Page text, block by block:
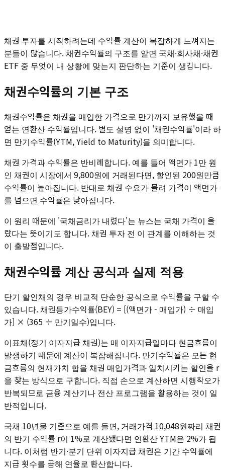
채권 투자를 시작하려는데 수익률 계산이 복잡하게 느껴지는
분들이 많습니다. 채권수익률의 구조를 알면 국채·회사채·채권
ETF 중 무엇이 내 상황에 맞는지 판단하는 기준이 생깁니다.
채권수익률의 기본 구조
채권수익률은 채권을 매입한 가격으로 만기까지 보유했을 때
얻는 연환산 수익률입니다. 별도 설명 없이 '채권수익률'이라 하
면 만기수익률(YTM, Yield to Maturity)을 의미합니다.
채권 가격과 수익률은 반비례합니다. 예를 들어 액면가 1만 원
인 채권이 시장에서 9,800원에 거래된다면, 할인된 200원만큼
수익률이 높아집니다. 반대로 채권 수요가 몰려 가격이 액면가
를 넘으면 수익률은 낮아집니다.
이 원리 때문에 '국채금리가 내렸다'는 뉴스는 국채 가격이 올
랐다는 뜻이기도 합니다. 채권 투자 전 이 관계를 이해하는 것
이 출발점입니다.
채권수익률 계산 공식과 실제 적용
단기 할인채의 경우 비교적 단순한 공식으로 수익률을 구할 수
있습니다. 채권등가수익률(BEY) = [(액면가 - 매입가) ÷ 매입
가] × (365 ÷ 만기일수)입니다.
이표채(정기 이자지급 채권)는 매 이자지급일마다 현금흐름이
발생하기 때문에 계산이 복잡해집니다. 만기수익률은 모든 현
금흐름의 현재가치 합을 채권 매입가격과 일치시키는 할인율 r
을 찾는 방식으로 구합니다. 직접 손으로 계산하면 시행착오가
반복되므로 금융 계산기나 전산 프로그램을 활용하는 것이 일
반적입니다.
국채 10년물 기준으로 예를 들면, 거래가격 10,048원짜리 채권
의 반기 수익률 r이 1%로 계산됐다면 연환산 YTM은 2%가 됩
니다. 이처럼 반기·분기 단위 이자지급 채권은 기간 수익률에
지급 횟수를 곱해 연율로 환산합니다.